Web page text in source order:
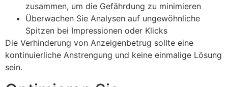
zusammen, um die Gefährdung zu minimieren
Überwachen Sie Analysen auf ungewöhnliche
Spitzen bei Impressionen oder Klicks
Die Verhinderung von Anzeigenbetrug sollte eine
kontinuierliche Anstrengung und keine einmalige Lösung
sein.